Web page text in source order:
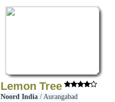
Lemon Tree
Noord India/ Aurangabad